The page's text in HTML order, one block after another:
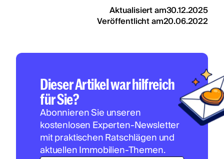
Aktualisiert am30.12.2025
Veröffentlicht am20.06.2022
Dieser Artikel war hilfreich
für Sie?
Abonnieren Sie unseren
kostenlosen Experten-Newsletter
mit praktischen Ratschlägen und
aktuellen Immobilien-Themen.